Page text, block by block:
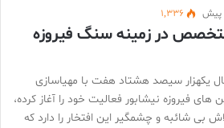
1,336
در زمینه سنگ فیروزه
يكهزار سيصد هشتاد هفت با مهیاسازی
فیروزه نیشابور فعالیت خود را آغاز کرده،
بی شائبه و چشمگیر این افتخار را دارد که